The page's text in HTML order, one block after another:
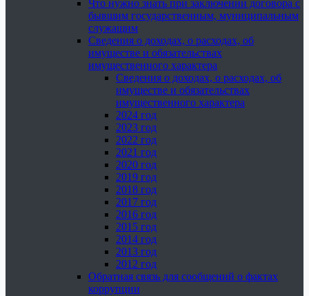
Что нужно знать при заключении договора с
бывшим государственным, муниципальным
служащим
Сведения о доходах, о расходах, об
имуществе и обязательствах
имущественного характера
Сведения о доходах, о расходах, об
имуществе и обязательствах
имущественного характера
2024 год
2023 год
2022 год
2021 год
2020 год
2019 год
2018 год
2017 год
2016 год
2015 год
2014 год
2013 год
2012 год
Обратная связь для сообщений о фактах
коррупции